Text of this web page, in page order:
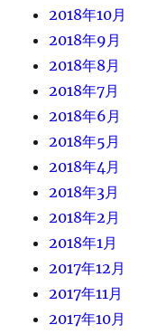
2018年10月
2018年9月
2018年8月
2018年7月
2018年6月
2018年5月
2018年4月
2018年3月
2018年2月
2018年1月
2017年12月
2017年11月
2017年10月